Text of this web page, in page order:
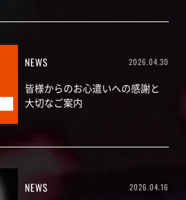
NEWS 2026.04.30
皆様からのお心遣いへの感謝と
大切なご案内
NEWS 2026.04.16